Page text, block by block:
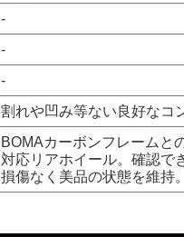
-
-
-
割れや凹み等ない良好なコ
BOMAカーボンフレームと
対応リアホイール。確認で
損傷なく美品の状態を維持。